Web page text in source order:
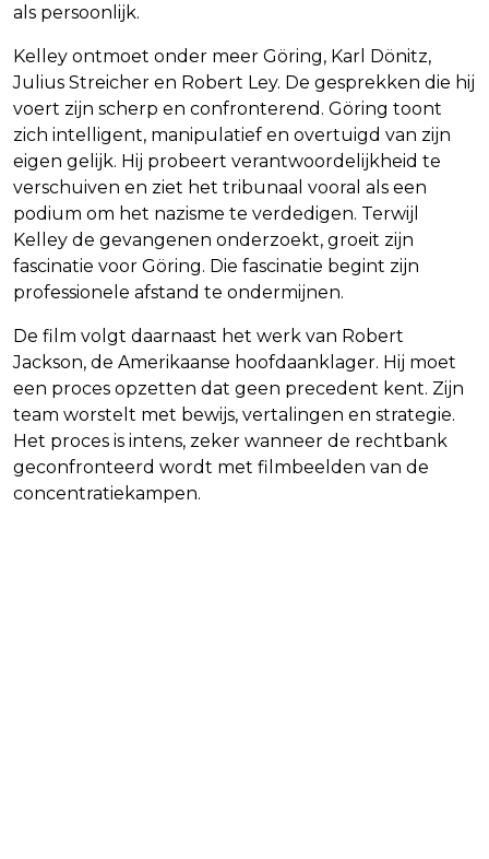
als persoonlijk.
Kelley ontmoet onder meer Göring, Karl Dönitz,
Julius Streicher en Robert Ley. De gesprekken die hij
voert zijn scherp en confronterend. Göring toont
zich intelligent, manipulatief en overtuigd van zijn
eigen gelijk. Hij probeert verantwoordelijkheid te
verschuiven en ziet het tribunaal vooral als een
podium om het nazisme te verdedigen. Terwijl
Kelley de gevangenen onderzoekt, groeit zijn
fascinatie voor Göring. Die fascinatie begint zijn
professionele afstand te ondermijnen.
De film volgt daarnaast het werk van Robert
Jackson, de Amerikaanse hoofdaanklager. Hij moet
een proces opzetten dat geen precedent kent. Zijn
team worstelt met bewijs, vertalingen en strategie.
Het proces is intens, zeker wanneer de rechtbank
geconfronteerd wordt met filmbeelden van de
concentratiekampen.